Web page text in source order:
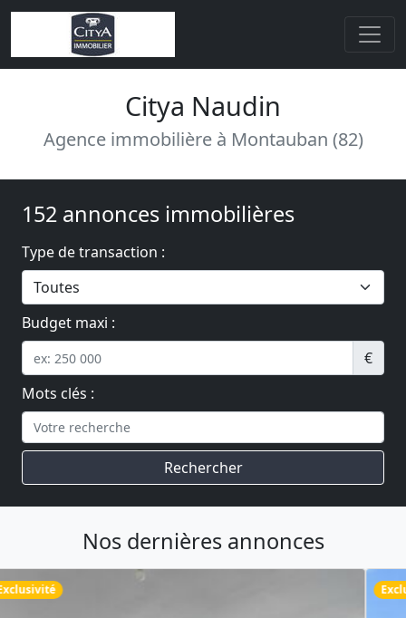
Citya Naudin
Agence immobilière à Montauban (82)
152 annonces immobilières
Type de transaction :
Budget maxi :
€
Mots clés :
Rechercher
Nos dernières annonces
Exclusivité